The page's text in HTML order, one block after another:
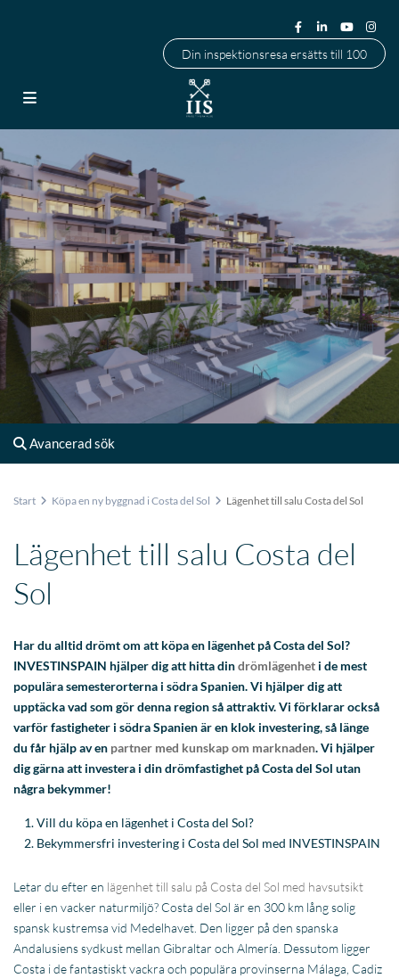
Din inspektionsresa ersätts till 100
Avancerad sök
Start Köpa en ny byggnad i Costa del Sol Lägenhet till salu Costa del Sol
Lägenhet till salu Costa del
Sol
Har du alltid drömt om att köpa en lägenhet på Costa del Sol?
INVESTINSPAIN hjälper dig att hitta dindrömlägenhet i de mest
populära semesterorterna i södra Spanien. Vi hjälper dig att
upptäcka vad som gör denna region så attraktiv. Vi förklarar också
varför fastigheter i södra Spanien är en klok investering, så länge
du får hjälp av en partner med kunskap om marknaden. Vi hjälper
dig gärna att investera i din drömfastighet på Costa del Sol utan
några bekymmer!
Vill du köpa en lägenhet i Costa del Sol?
Bekymmersfri investering i Costa del Sol med INVESTINSPAIN
Letar du efter en lägenhet till salu på Costa del Sol med havsutsikt
eller i en vacker naturmiljö? Costa del Sol är en 300 km lång solig
spansk kustremsa vid Medelhavet. Den ligger på den spanska
Andalusiens sydkust mellan Gibraltar och Almería. Dessutom ligger
Costa i de fantastiskt vackra och populära provinserna Málaga, Cadiz